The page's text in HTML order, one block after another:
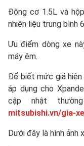
Động cơ 1.5L và
nhiên liệu trung bình
Ưu điểm dòng xe
máy êm.
Để biết mức giá
áp dụng cho
cập nhật
mitsubishi.vn/gia-
Dưới đây là hình ảnh